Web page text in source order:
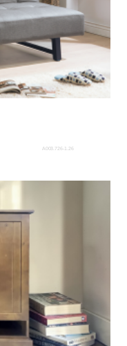
A003.726-1.26